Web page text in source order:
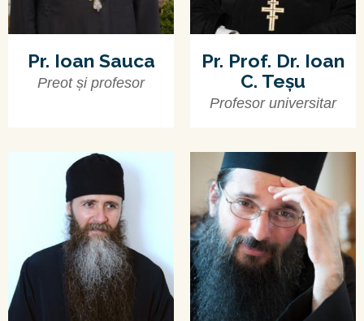
Pr. Ioan Sauca
Preot și profesor
Pr. Prof. Dr. Ioan
C. Teșu
Profesor universitar